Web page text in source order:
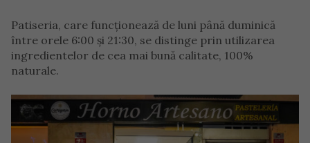
Patiseria, care funcționează de luni până duminică
între orele 6:00 și 21:30, se distinge prin utilizarea
ingredientelor de cea mai bună calitate, 100%
naturale.